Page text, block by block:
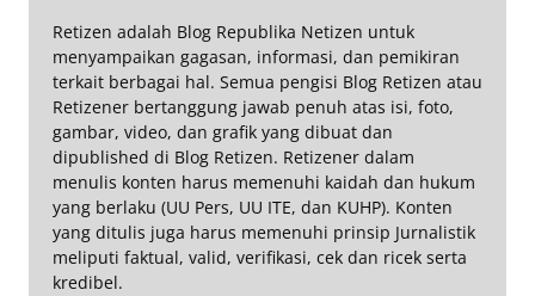
Retizen adalah Blog Republika Netizen untuk
menyampaikan gagasan, informasi, dan pemikiran
terkait berbagai hal. Semua pengisi Blog Retizen atau
Retizener bertanggung jawab penuh atas isi, foto,
gambar, video, dan grafik yang dibuat dan
dipublished di Blog Retizen. Retizener dalam
menulis konten harus memenuhi kaidah dan hukum
yang berlaku (UU Pers, UU ITE, dan KUHP). Konten
yang ditulis juga harus memenuhi prinsip Jurnalistik
meliputi faktual, valid, verifikasi, cek dan ricek serta
kredibel.